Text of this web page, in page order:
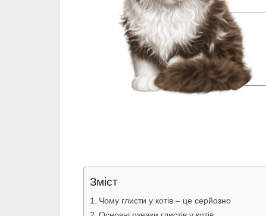
Зміст
Чому глисти у котів – це серйозно